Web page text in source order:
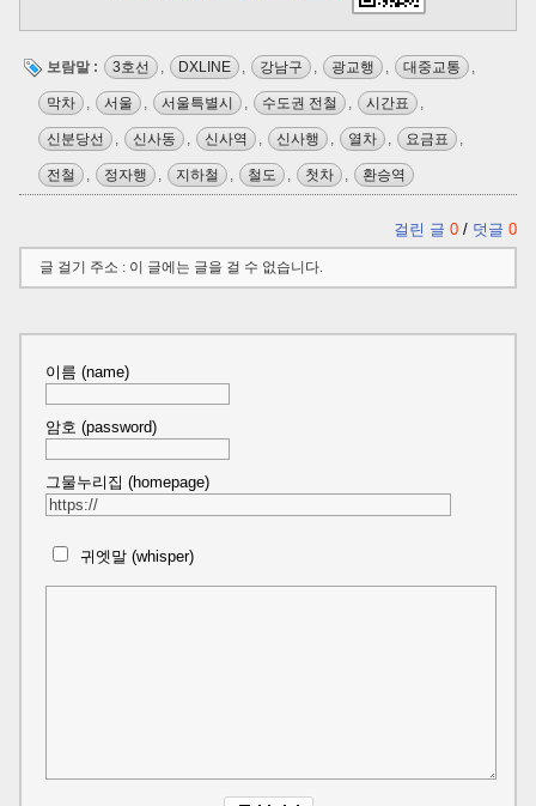
보람말 : 3호선 DXLINE 강남구 광교행 대중교통
막차 서울 서울특별시 수도권 전철 시간표
신분당선 신사동 신사역 신사행 열차 요금표
전철 정자행 지하철 철도 첫차 환승역
걸린 글 0 / 덧글 0
글 걸기 주소 : 이 글에는 글을 걸 수 없습니다.
이름 (name)
암호 (password)
그물누리집 (homepage)
귀엣말 (whisper)